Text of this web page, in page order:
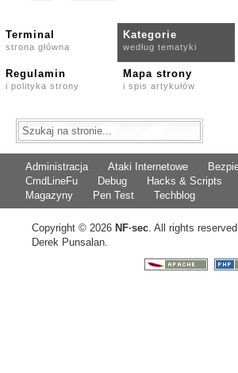
Terminal
strona główna
Kategorie
według tematyki
Regulamin
i polityka strony
Mapa strony
i spis artykułów
Administracja Ataki Internetowe
CmdLineFu
Debug Hacks & Scripts
Magazyny
Pen Test Techblog
Copyright © 2026 NF·sec. All rights
Derek Punsalan.